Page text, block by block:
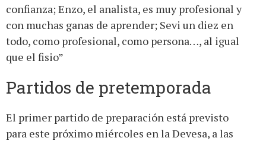
confianza; Enzo, el analista, es muy profesional y
con muchas ganas de aprender; Sevi un diez en
todo, como profesional, como persona…, al igual
que el fisio”
Partidos de pretemporada
El primer partido de preparación está previsto
para este próximo miércoles en la Devesa, a las